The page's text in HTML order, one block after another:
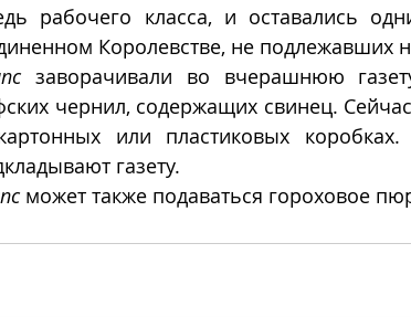
рабочего класса, и оставались
Королевстве, не подлежавших
заворачивали во вчерашнюю
чернил, содержащих свинец.
или пластиковых
газету.
может также подаваться гороховое